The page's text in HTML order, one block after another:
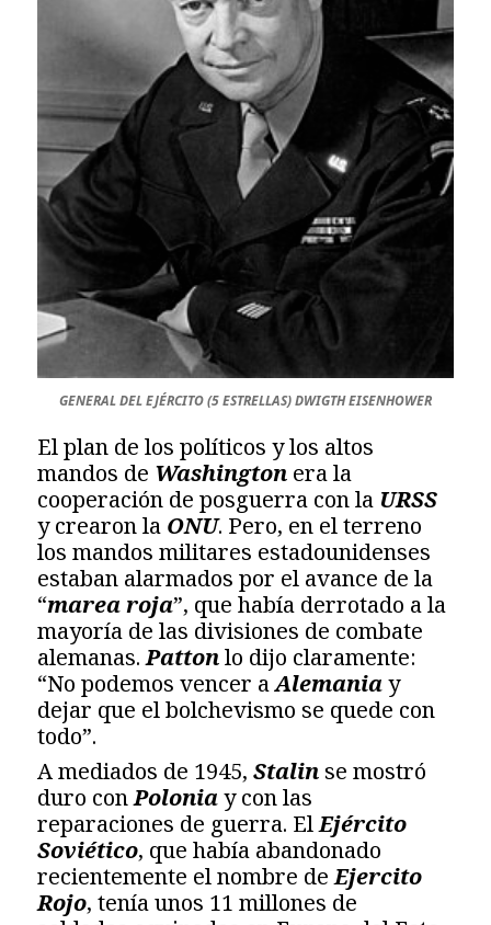
GENERAL DEL EJÉRCITO (5 ESTRELLAS) DWIGTH EISENHOWER
El plan de los políticos y los altos
mandos de Washington era la
cooperación de posguerra con la URSS
y crearon la ONU. Pero, en el terreno
los mandos militares estadounidenses
estaban alarmados por el avance de la
“marea roja”, que había derrotado a la
mayoría de las divisiones de combate
alemanas.Pattonlo dijo claramente:
“No podemos vencer aAlemaniay
dejar que el bolchevismo se quede con
todo”.
A mediados de 1945,Stalinse mostró
duro conPoloniay con las
reparaciones de guerra. ElEjército
Soviético, que había abandonado
recientemente el nombre deEjercito
Rojo, tenía unos 11 millones de